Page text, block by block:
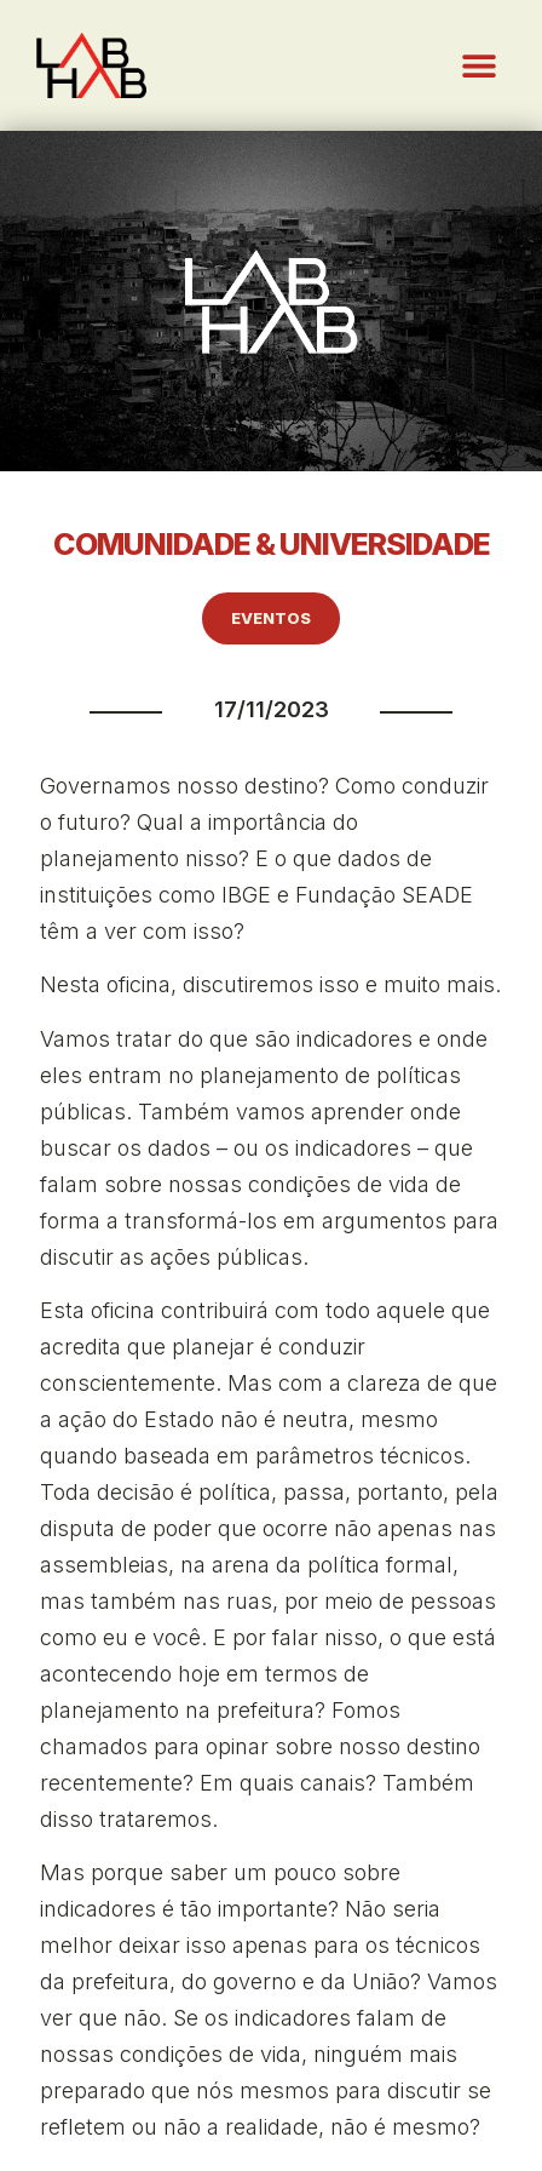
COMUNIDADE & UNIVERSIDADE
EVENTOS
17/11/2023
Governamos nosso destino? Como conduzir
o futuro? Qual a importância do
planejamento nisso? E o que dados de
instituições como IBGE e Fundação SEADE
têm a ver com isso?
Nesta oficina, discutiremos isso e muito mais.
Vamos tratar do que são indicadores e onde
eles entram no planejamento de políticas
públicas. Também vamos aprender onde
buscar os dados – ou os indicadores – que
falam sobre nossas condições de vida de
forma a transformá-los em argumentos para
discutir as ações públicas.
Esta oficina contribuirá com todo aquele que
acredita que planejar é conduzir
conscientemente. Mas com a clareza de que
a ação do Estado não é neutra, mesmo
quando baseada em parâmetros técnicos.
Toda decisão é política, passa, portanto, pela
disputa de poder que ocorre não apenas nas
assembleias, na arena da política formal,
mas também nas ruas, por meio de pessoas
como eu e você. E por falar nisso, o que está
acontecendo hoje em termos de
planejamento na prefeitura? Fomos
chamados para opinar sobre nosso destino
recentemente? Em quais canais? Também
disso trataremos.
Mas porque saber um pouco sobre
indicadores é tão importante? Não seria
melhor deixar isso apenas para os técnicos
da prefeitura, do governo e da União? Vamos
ver que não. Se os indicadores falam de
nossas condições de vida, ninguém mais
preparado que nós mesmos para discutir se
refletem ou não a realidade, não é mesmo?